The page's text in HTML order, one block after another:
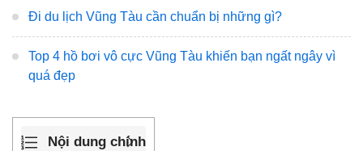
Đi du lịch Vũng Tàu cần chuẩn bị những gì?
Top 4 hồ bơi vô cực Vũng Tàu khiến bạn ngất ngây vì
quá đẹp
Nội dung chính